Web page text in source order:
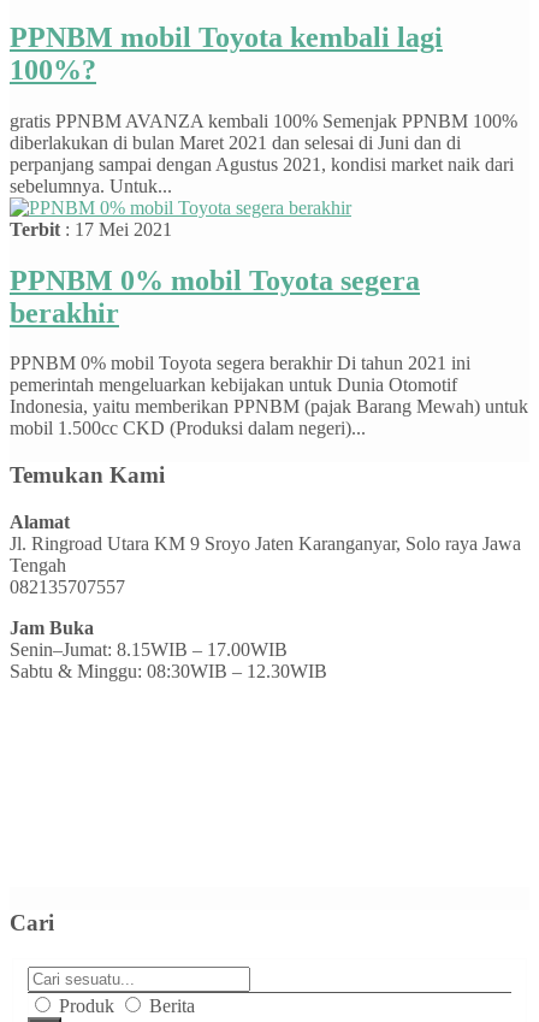
PPNBM mobil Toyota kembali lagi
100%?
gratis PPNBM AVANZA kembali 100% Semenjak PPNBM 100%
diberlakukan di bulan Maret 2021 dan selesai di Juni dan di
perpanjang sampai dengan Agustus 2021, kondisi market naik dari
sebelumnya. Untuk...
Terbit : 17 Mei 2021
PPNBM 0% mobil Toyota segera
berakhir
PPNBM 0% mobil Toyota segera berakhir Di tahun 2021 ini
pemerintah mengeluarkan kebijakan untuk Dunia Otomotif
Indonesia, yaitu memberikan PPNBM (pajak Barang Mewah) untuk
mobil 1.500cc CKD (Produksi dalam negeri)...
Temukan Kami
Alamat
Jl. Ringroad Utara KM 9 Sroyo Jaten Karanganyar, Solo raya Jawa
Tengah
082135707557
Jam Buka
Senin–Jumat: 8.15WIB – 17.00WIB
Sabtu & Minggu: 08:30WIB – 12.30WIB
Cari
Produk Berita